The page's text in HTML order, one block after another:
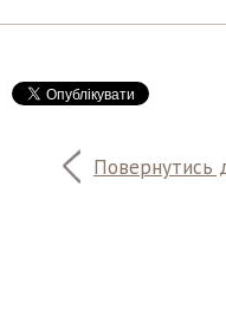
Повернутись